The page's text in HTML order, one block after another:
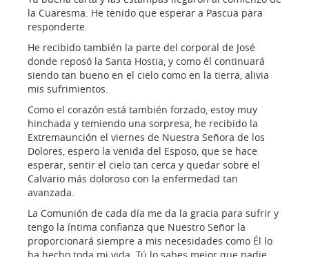
la Cuaresma. He tenido que esperar a Pascua para
responderte.
He recibido también la parte del corporal de José
donde reposó la Santa Hostia, y como él continuará
siendo tan bueno en el cielo como en la tierra, alivia
mis sufrimientos.
Como el corazón está también forzado, estoy muy
hinchada y temiendo una sorpresa, he recibido la
Extremaunción el viernes de Nuestra Señora de los
Dolores, espero la venida del Esposo, que se hace
esperar, sentir el cielo tan cerca y quedar sobre el
Calvario más doloroso con la enfermedad tan
avanzada.
La Comunión de cada día me da la gracia para sufrir y
tengo la íntima confianza que Nuestro Señor la
proporcionará siempre a mis necesidades como Él lo